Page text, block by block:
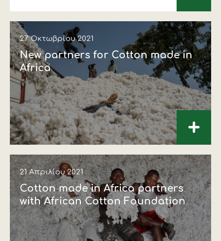
27 Οκτωβρίου 2021
New partners for Cotton made in
Africa
+
21 Απριλίου 2021
Cotton made in Africa partners
with African Cotton Foundation